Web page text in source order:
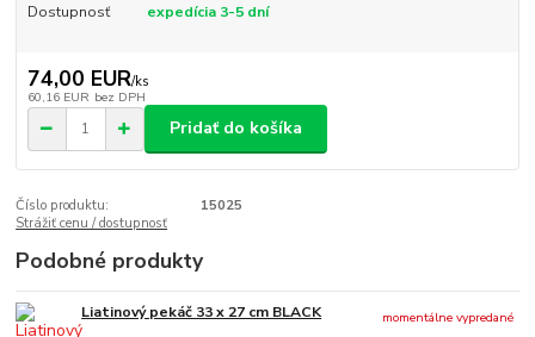
Dostupnosť expedícia 3-5 dní
74,00 EUR/ks
60,16 EUR bez DPH
Pridať do košíka
Číslo produktu:
15025
Strážiť cenu / dostupnosť
Podobné produkty
Liatinový pekáč 33 x 27 cm BLACK
momentálne vypredané